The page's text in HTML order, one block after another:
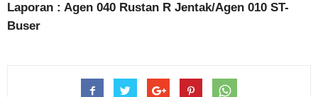
Laporan : Agen 040 Rustan R Jentak/Agen 010 ST-
Buser